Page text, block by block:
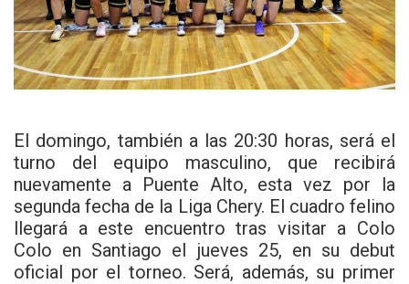
El domingo, también a las 20:30 horas, será el
turno del equipo masculino, que recibirá
nuevamente a Puente Alto, esta vez por la
segunda fecha de la Liga Chery. El cuadro felino
llegará a este encuentro tras visitar a Colo
Colo en Santiago el jueves 25, en su debut
oficial por el torneo. Será, además, su primer